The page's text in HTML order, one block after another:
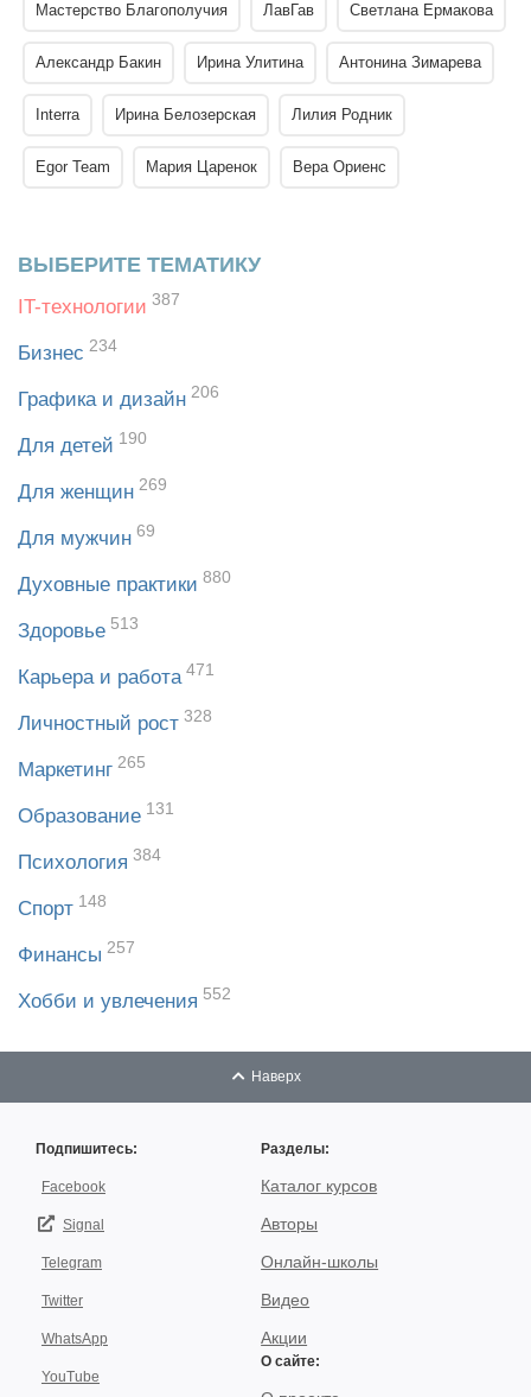
Мастерство Благополучия ЛавГав Светлана Ермакова
Александр Бакин Ирина Улитина Антонина Зимарева
Interra Ирина Белозерская Лилия Родник
Egor Team Мария Царенок Вера Ориенс
ВЫБЕРИТЕ ТЕМАТИКУ
IT-технологии 387
Бизнес 234
Графика и дизайн 206
Для детей 190
Для женщин 269
Для мужчин 69
Духовные практики 880
Здоровье 513
Карьера и работа 471
Личностный рост 328
Маркетинг 265
Образование 131
Психология 384
Спорт 148
Финансы 257
Хобби и увлечения 552
Наверх
Подпишитесь:
Facebook
Signal
Telegram
Twitter
WhatsApp
YouTube
Разделы:
Каталог курсов
Авторы
Онлайн-школы
Видео
Акции
О сайте: